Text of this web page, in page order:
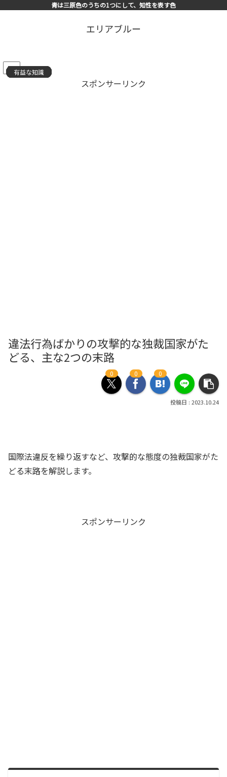
青は三原色のうちの1つにして、知性を表す色
エリアブルー
PR
スポンサーリンク
違法行為ばかりの攻撃的な独裁国家がた
どる、主な2つの末路
0 0 0
2023.10.24
国際法違反を繰り返すなど、攻撃的な態度の独裁国家がた
どる末路を解説します。
スポンサーリンク
有益な知識
有益な知識
有益な知識
有益な知識
有益な知識
有益な知識
有益な知識
有益な知識
有益な知識
有益な知識
有益な知識
有益な知識
有益な知識
有益な知識
有益な知識